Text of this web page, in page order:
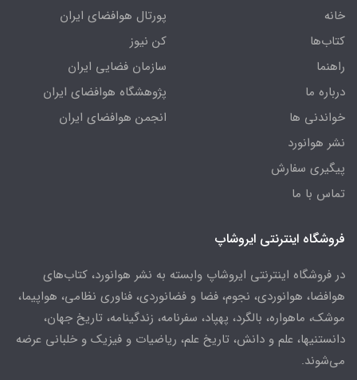
خانه
کتاب‌ها
راهنما
درباره ما
خواندنی ها
نشر هوانورد
پیگیری سفارش
تماس با ما
پورتال هوافضای ایران
کن نیوز
سازمان فضایی ایران
پژوهشگاه هوافضای ایران
انجمن هوافضای ایران
فروشگاه اینترنتی ایروشاپ
در فروشگاه اینترنتی ایروشاپ وابسته به نشر هوانورد، کتاب‌های
هوافضا، هوانوردی، نجوم، فضا و فضانوردی، فناوری نظامی، هواپیما،
موشک، ماهواره، بالگرد، پهپاد، سفرنامه، زندگینامه، تاریخ جهان،
دانستنیها، علم و دانش، تاریخ علم، ریاضیات و فیزیک و خلبانی عرضه
می‌شوند.